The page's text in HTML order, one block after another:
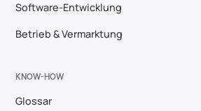
Software-Entwicklung
Betrieb & Vermarktung
KNOW-HOW
Glossar